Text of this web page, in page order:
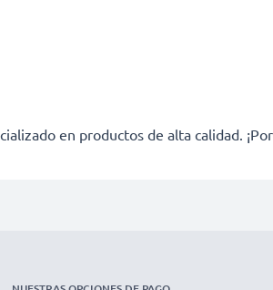
en productos de alta calidad.